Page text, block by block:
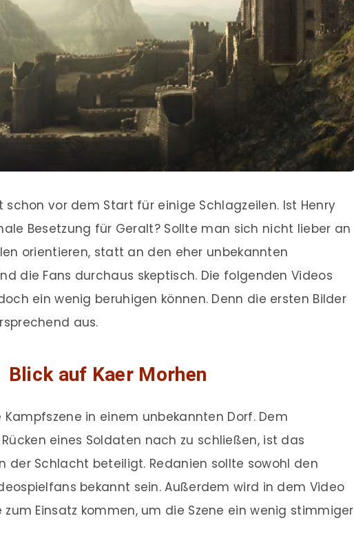
schon vor dem Start für einige Schlagzeilen. Ist Henry
Besetzung für Geralt? Sollte man sich nicht lieber an
orientieren, statt an den eher unbekannten
die Fans durchaus skeptisch. Die folgenden Videos
ein wenig beruhigen können. Denn die ersten Bilder
aus.
Blick auf Kaer Morhen
Kampfszene in einem unbekannten Dorf. Dem
eines Soldaten nach zu schließen, ist das
der Schlacht beteiligt. Redanien sollte sowohl den
bekannt sein. Außerdem wird in dem Video
Einsatz kommen, um die Szene ein wenig stimmiger